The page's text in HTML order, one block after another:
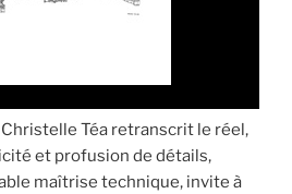
Téa retranscrit le réel,
et profusion de détails,
maîtrise technique, invite à